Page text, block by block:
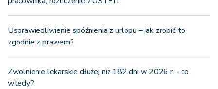
Usprawiedliwienie spóźnienia z urlopu – jak zrobić to
zgodnie z prawem?
Zwolnienie lekarskie dłużej niż 182 dni w 2026 r. - co
wtedy?